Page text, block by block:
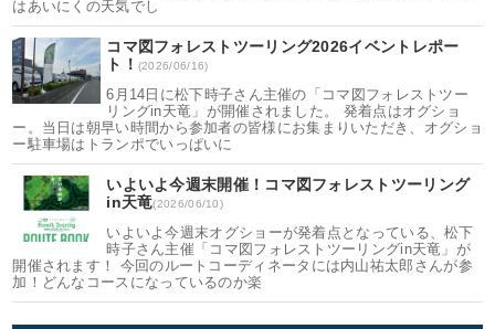
はあいにくの天気でし
コマ図フォレストツーリング2026イベントレポー
ト！ (2026/06/16)
6月14日に松下時子さん主催の「コマ図フォレストツー
リングin天竜」が開催されました。 発着点はオグショ
ー。当日は朝早い時間から参加者の皆様にお集まりいただき、オグショ
ー駐車場はトランポでいっぱいに
いよいよ今週末開催！コマ図フォレストツーリング
in天竜(2026/06/10)
いよいよ今週末オグショーが発着点となっている、松下
時子さん主催「コマ図フォレストツーリングin天竜」が
開催されます！ 今回のルートコーディネータには内山祐太郎さんが参
加！どんなコースになっているのか楽